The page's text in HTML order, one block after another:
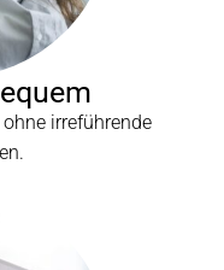
irreführende